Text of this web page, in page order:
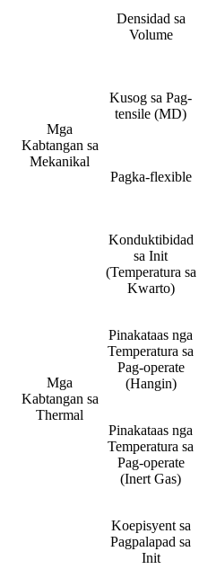
Densidad sa
Volume
Mga
Kabtangan sa
Mekanikal
Kusog sa Pag-
tensile (MD)
Pagka-flexible
Mga
Kabtangan sa
Thermal
Konduktibidad
sa Init
(Temperatura sa
Kwarto)
Pinakataas nga
Temperatura sa
Pag-operate
(Hangin)
Pinakataas nga
Temperatura sa
Pag-operate
(Inert Gas)
Koepisyent sa
Pagpalapad sa
Init